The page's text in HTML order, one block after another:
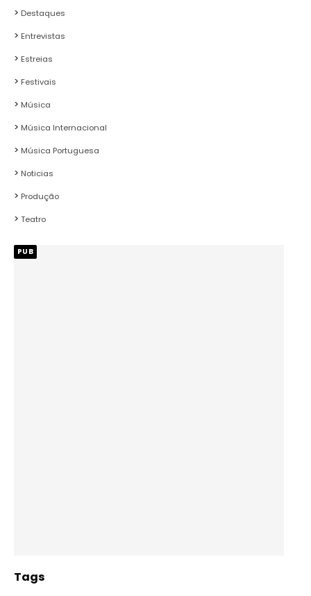
Destaques
Entrevistas
Estreias
Festivais
Música
Música Internacional
Música Portuguesa
Noticias
Produção
Teatro
PUB
Tags